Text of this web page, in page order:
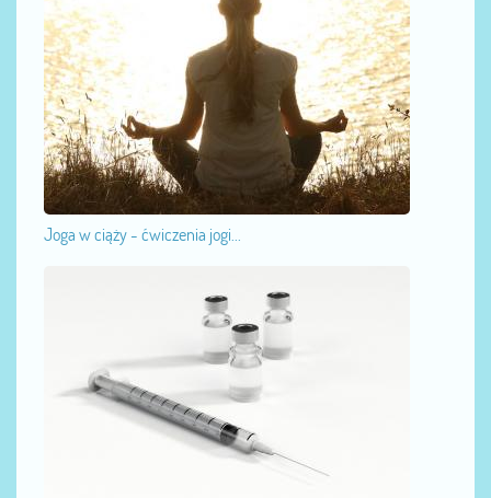
Joga w ciąży - ćwiczenia jogi...